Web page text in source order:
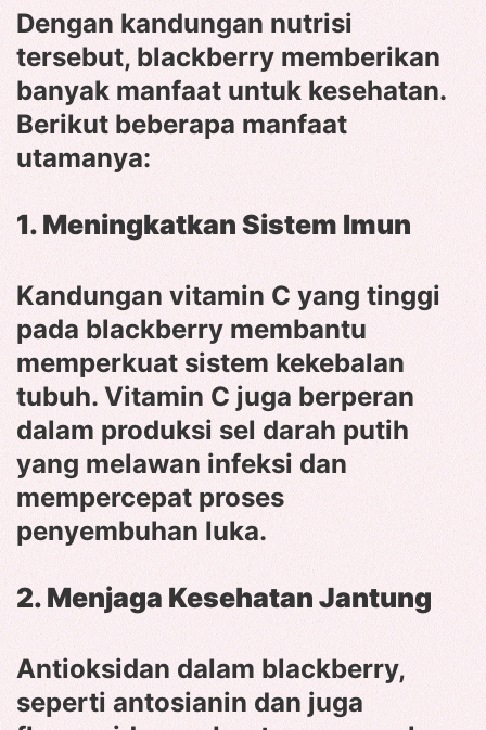
Dengan kandungan nutrisi
tersebut, blackberry memberikan
banyak manfaat untuk kesehatan.
Berikut beberapa manfaat
utamanya:
1. Meningkatkan Sistem Imun
Kandungan vitamin C yang tinggi
pada blackberry membantu
memperkuat sistem kekebalan
tubuh. Vitamin C juga berperan
dalam produksi sel darah putih
yang melawan infeksi dan
mempercepat proses
penyembuhan luka.
2. Menjaga Kesehatan Jantung
Antioksidan dalam blackberry,
seperti antosianin dan juga